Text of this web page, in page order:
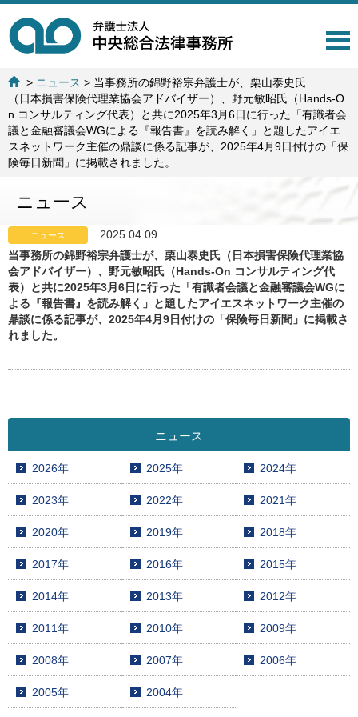
T
l
e
n
a
o
> ニュース > 当事務所の錦野裕宗弁護士が、栗山泰史氏
（日本損害保険代理業協会アドバイザー）、野元敏昭氏（Hands-O
n コンサルティング代表）と共に2025年3月6日に行った「有識者会
議と金融審議会WGによる『報告書』を読み解く」と題したアイエ
スネットワーク主催の鼎談に係る記事が、2025年4月9日付けの「保
険毎日新聞」に掲載されました。
ニュース
ニュース
2025.04.09
当事務所の錦野裕宗弁護士が、栗山泰史氏（日本損害保険代理業協
会アドバイザー）、野元敏昭氏（Hands-On コンサルティング代
表）と共に2025年3月6日に行った「有識者会議と金融審議会WGに
よる『報告書』を読み解く」と題したアイエスネットワーク主催の
鼎談に係る記事が、2025年4月9日付けの「保険毎日新聞」に掲載さ
れました。
ニュース
2026年 2025年 2024年
2023年 2022年 2021年
2020年 2019年 2018年
2017年 2016年 2015年
2014年 2013年 2012年
2011年 2010年 2009年
2008年 2007年 2006年
2005年 2004年